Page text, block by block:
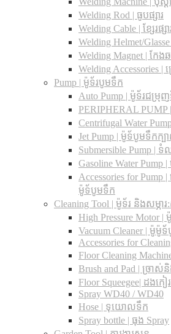
Welding Rod | ធូបផ្សារ
Welding Cable | ខ្សែរផ្សា
Welding Helmet/Glasse
Welding Magnet | កែង
Welding Accessories |
Pump | ម៉ូទ័របូមទឹក
Auto Pump | ម៉ូទ័រជម្រុ
PERIPHERAL
Centrifugal Water
Jet Pump | ម៉ូទ័បូមទឹកក្ប
Submersible Pump |
Gasoline Water
Accessories for Pump
ម៉ូទ័បូមទឹក
Cleaning Tool | ម៉ូទ័រ និងសម្ភារ
High Pressure Motor
Vacuum Cleaner | ម៉ូម៉ូ
Accessories for
Floor Cleaning
Brush and Pad | ច្រា
Floor Squeegee| ដងក
Spray WD40 / WD40
Hose | ទុយោលទឹក
Spray bottle | ធុង Spray